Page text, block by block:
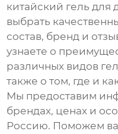
китайский гель для
выбрать
состав, бренд и
узнаете о
различных видов
также о том, где и
Мы предоставим
брендах, ценах и
Россию. Поможем